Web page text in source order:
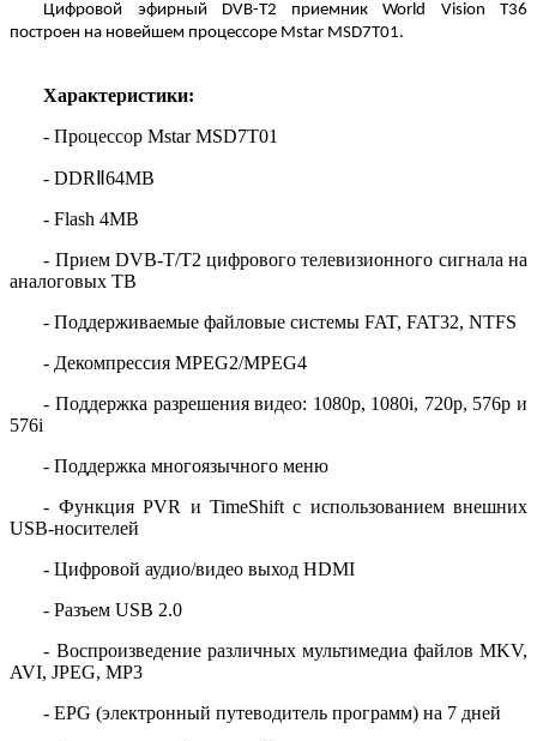
Цифровой эфирныйDVB-T2 приемник World Vision T36
построен на новейшем процессоре Mstar MSD7T01.
Характеристики:
- Процессор Mstar MSD7T01
- DDR Ⅱ64MB
- Flash 4MB
- Прием DVB-T/T2 цифрового телевизионного сигнала на
аналоговых ТВ
- Поддерживаемые файловые системы FAT, FAT32, NTFS
- Декомпрессия MPEG2/MPEG4
- Поддержка разрешения видео: 1080p, 1080i, 720p, 576p и
576i
- Поддержка многоязычного меню
- Функция PVR и TimeShift с использованием внешних
USB-носителей
- Цифровой аудио/видео выход HDMI
- Разъем USB 2.0
- Воспроизведение различных мультимедиа файлов MKV,
AVI, JPEG, MP3
- EPG (электронный путеводитель программ) на 7 дней